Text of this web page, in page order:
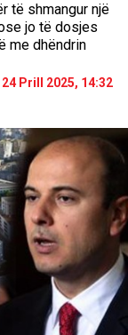
të shmangur një
jo të dosjes
me dhëndrin
24 Prill 2025, 14:32